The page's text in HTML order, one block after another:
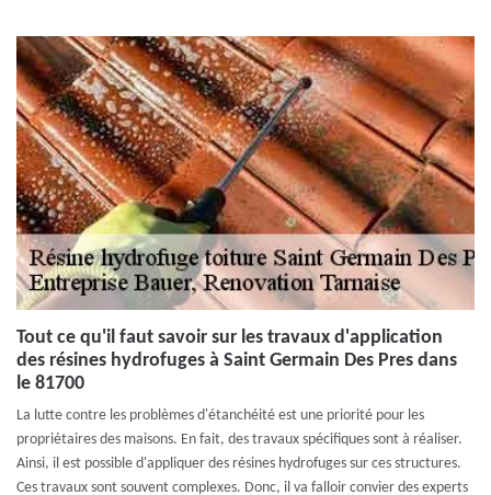
Tout ce qu'il faut savoir sur les travaux d'application
des résines hydrofuges à Saint Germain Des Pres dans
le 81700
La lutte contre les problèmes d'étanchéité est une priorité pour les
propriétaires des maisons. En fait, des travaux spécifiques sont à réaliser.
Ainsi, il est possible d'appliquer des résines hydrofuges sur ces structures.
Ces travaux sont souvent complexes. Donc, il va falloir convier des experts